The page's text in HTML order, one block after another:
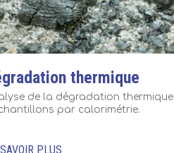
thermique
de la dégradation thermique
par calorimétrie.
PLUS